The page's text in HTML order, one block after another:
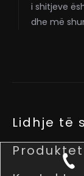
i shitjeve
dhe më
Lidhje të
Produktet